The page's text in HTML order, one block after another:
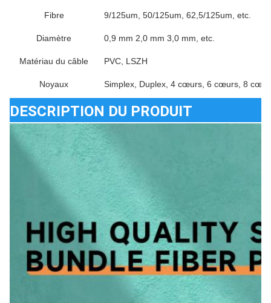
Fibre 9/125um, 50/125um, 62,5/125um, etc.
Diamètre 0,9 mm 2,0 mm 3,0 mm, etc.
Matériau du câble PVC, LSZH
Noyaux Simplex, Duplex, 4 cœurs, 6 cœurs, 8
DESCRIPTION DU PRODUIT